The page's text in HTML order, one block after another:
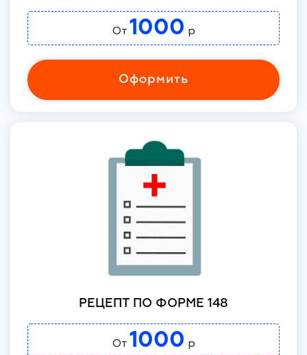
От 1000 р
Оформить
РЕЦЕПТ ПО ФОРМЕ 148
От 1000 р